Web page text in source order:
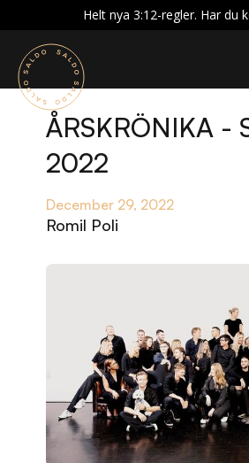
Helt nya 3:12-regler. Har du
ÅRSKRÖNIKA -
2022
December 29, 2022
Romil Poli